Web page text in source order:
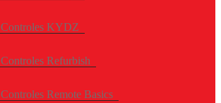
Controles KYDZ
Controles Refurbish
Controles Remote Basics